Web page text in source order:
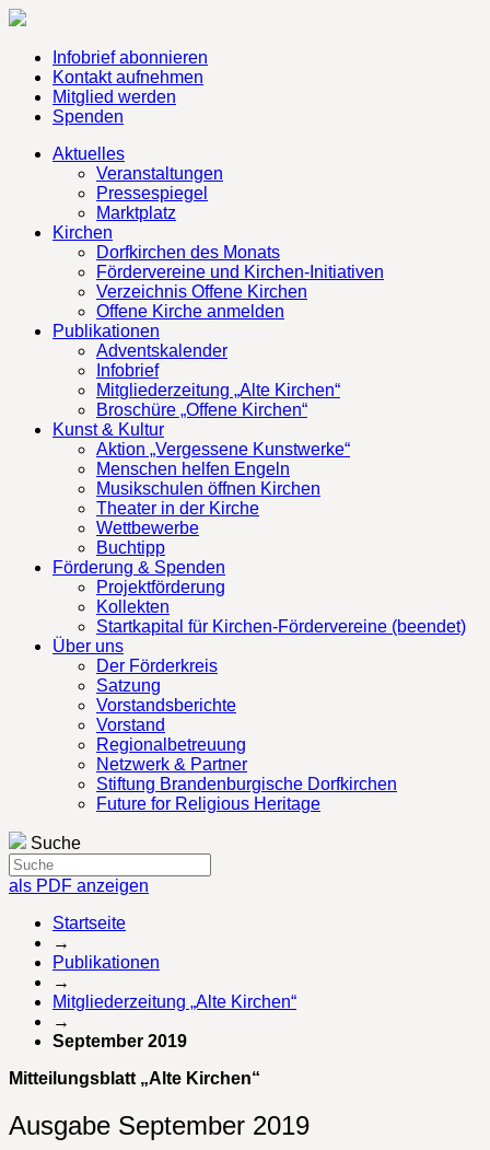
Infobrief abonnieren
Kontakt aufnehmen
Mitglied werden
Spenden
Aktuelles
Veranstaltungen
Pressespiegel
Marktplatz
Kirchen
Dorfkirchen des Monats
Fördervereine und Kirchen-Initiativen
Verzeichnis Offene Kirchen
Offene Kirche anmelden
Publikationen
Adventskalender
Infobrief
Mitgliederzeitung „Alte Kirchen“
Broschüre „Offene Kirchen“
Kunst & Kultur
Aktion „Vergessene Kunstwerke“
Menschen helfen Engeln
Musikschulen öffnen Kirchen
Theater in der Kirche
Wettbewerbe
Buchtipp
Förderung & Spenden
Projektförderung
Kollekten
Startkapital für Kirchen-Fördervereine (beendet)
Über uns
Der Förderkreis
Satzung
Vorstandsberichte
Vorstand
Regionalbetreuung
Netzwerk & Partner
Stiftung Brandenburgische Dorfkirchen
Future for Religious Heritage
Suche
als PDF anzeigen
Startseite
→
Publikationen
→
Mitgliederzeitung „Alte Kirchen“
→
September 2019
Mitteilungsblatt „Alte Kirchen“
Ausgabe September 2019